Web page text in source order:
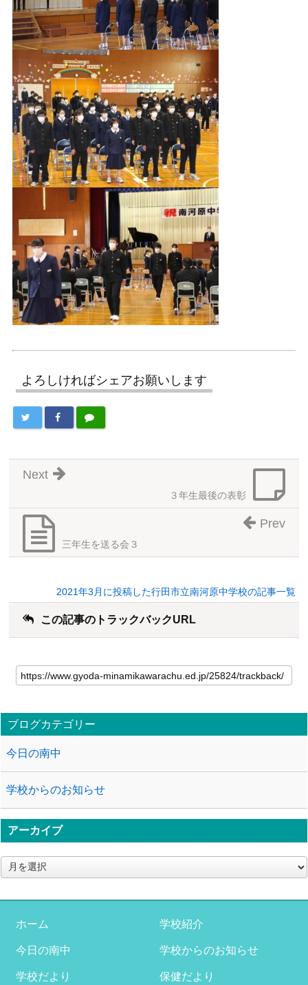
よろしければシェアお願いします
３年生最後の表彰
Next
三年生を送る会３
Prev
2021年3月に投稿した行田市立南河原中学校の記事一覧
この記事のトラックバックURL
ブログカテゴリー
今日の南中
学校からのお知らせ
アーカイブ
ア
ー
イ
ホーム 学校紹介
今日の南中 学校からのお知らせ
学校だより 保健だより